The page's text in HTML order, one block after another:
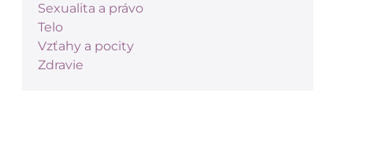
Sexualita a právo
Telo
Vzťahy a pocity
Zdravie